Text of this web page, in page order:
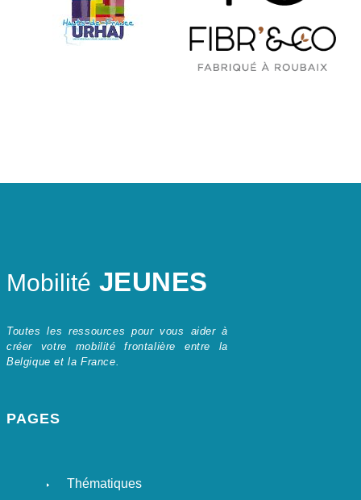
Mobilité JEUNES
Toutes les ressources pour vous aider à
créer votre mobilité frontalière entre la
Belgique et la France.
PAGES
Thématiques